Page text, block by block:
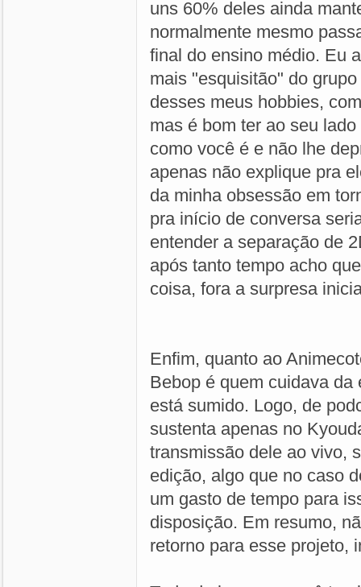
uns 60% deles ainda
normalmente mesmo
final do ensino médio. Eu
mais "esquisitão" do
desses meus hobbies,
mas é bom ter ao seu
como você é e não lhe
apenas não explique pra
da minha obsessão em
pra início de conversa
entender a separação de
após tanto tempo acho
coisa, fora a surpresa
Enfim, quanto ao
Bebop é quem cuidava
está sumido. Logo, de
sustenta apenas no
transmissão dele ao vivo,
edição, algo que no caso
um gasto de tempo para
disposição. Em resumo,
retorno para esse projeto,